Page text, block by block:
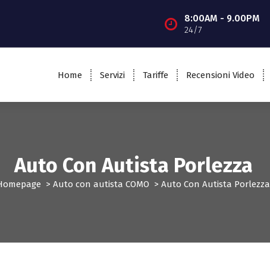
8:00AM - 9.00PM
24/7
Home Servizi Tariffe Recensioni Video
Auto Con Autista Porlezza
> Auto con autista COMO > Auto Con Autista Porlezza